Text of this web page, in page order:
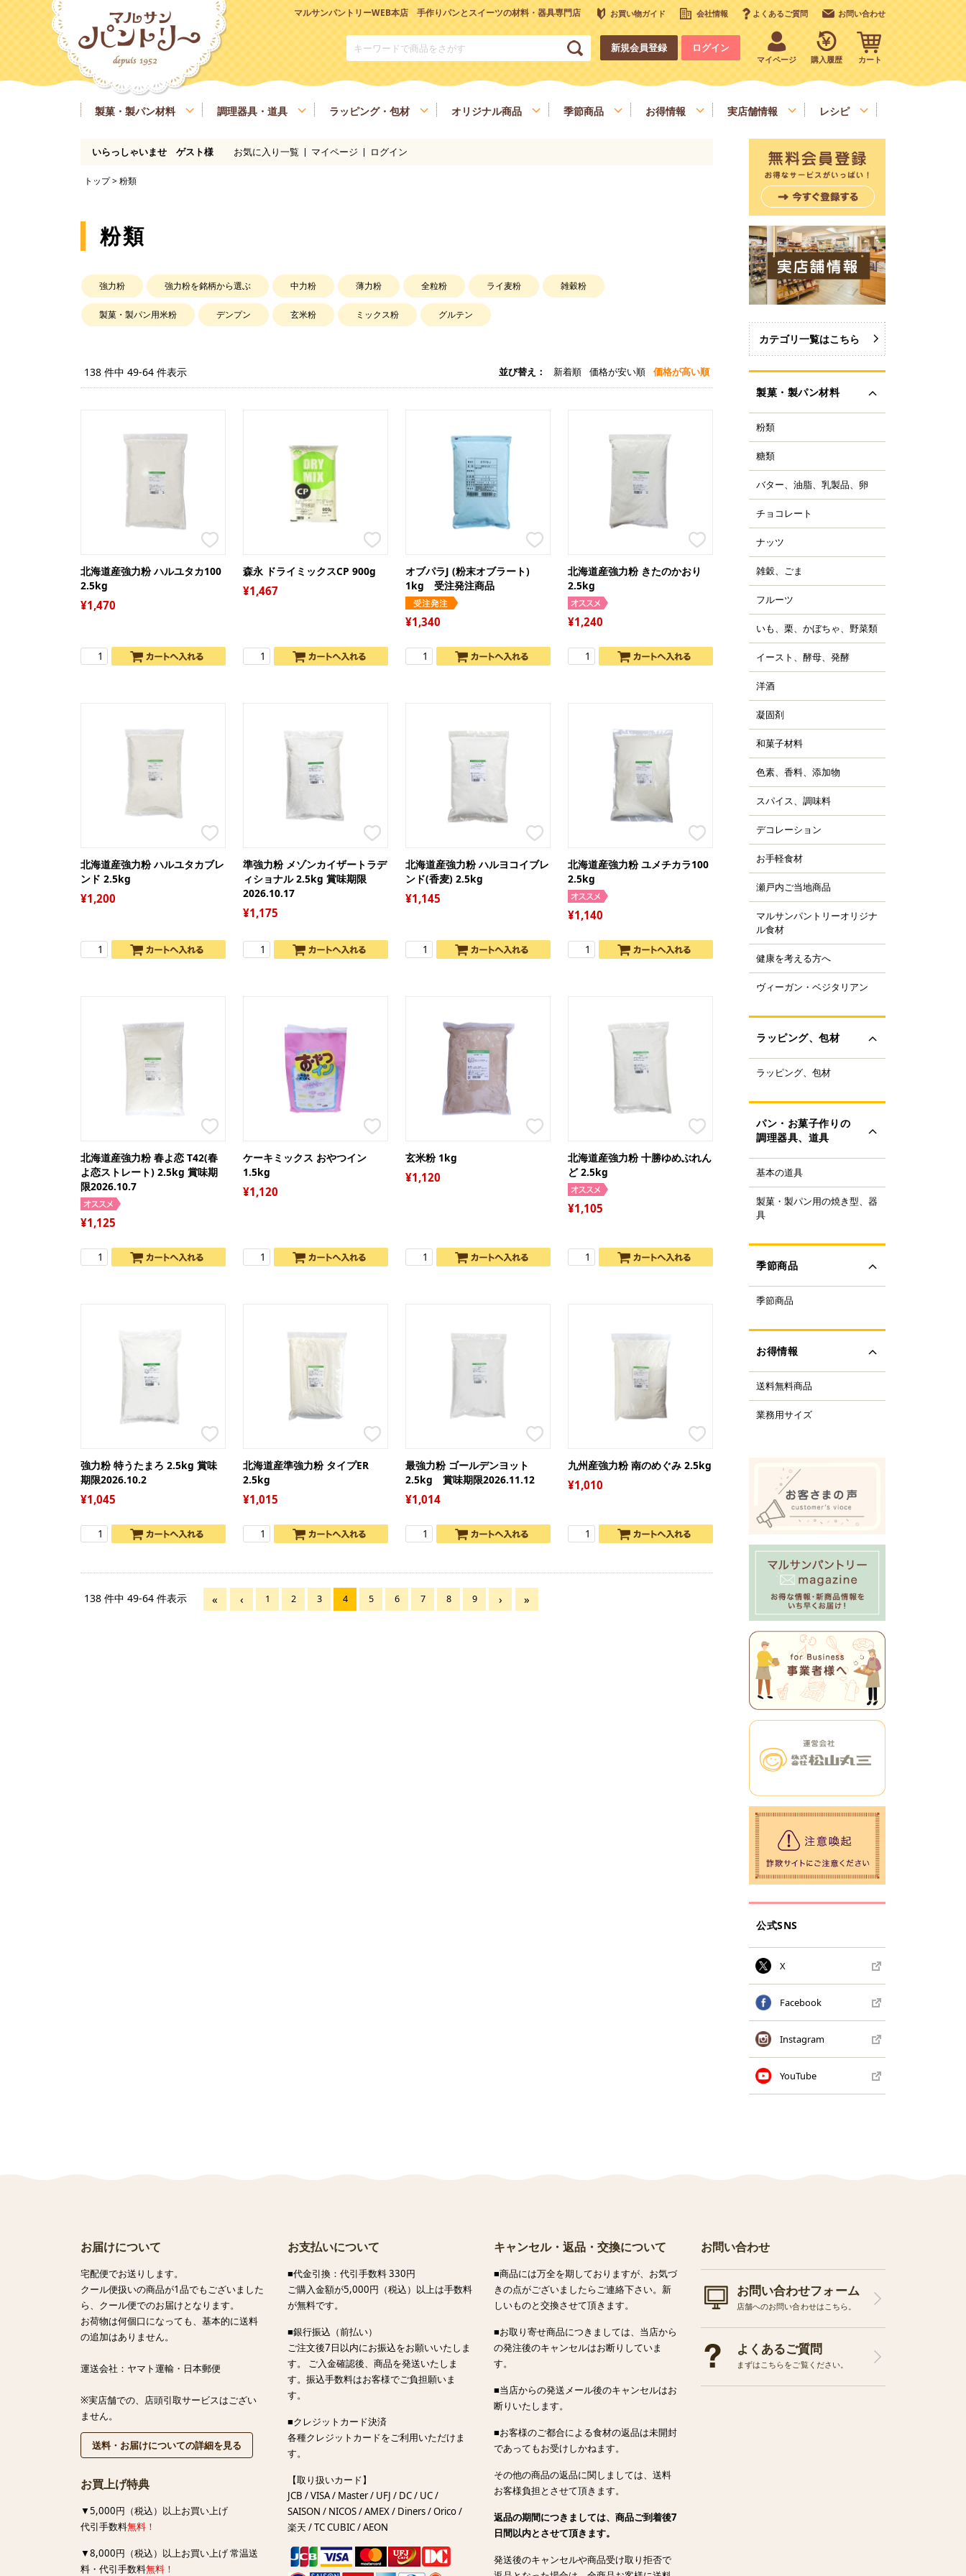
マルサンパントリーWEB本店 手作りパンとスイーツの材料・器具専門店 お買い物ガイド 会社情報 よくあるご質問 お問い合わせ
新規会員登録 ログイン
マイページ 購入履歴 カート
製菓・製パン材料
粉類 糖類 バター、油脂、乳製品、卵 チョコレート いも、栗、かぼちゃ、野菜類
イースト、酵母、発酵 お手軽食材
調理器具・道具
基本の道具 製菓・製パン用の焼き型、器具
ラッピング・包材
ラッピング、包材
オリジナル商品
マルサンパントリーオリジナル食材 マルサンパントリーオリジナル調理器具
季節商品
季節商品
お得情報
送料無料商品 業務用サイズ
実店舗情報
実店舗情報
レシピ
レシピ
いらっしゃいませ ゲスト様 お気に入り一覧 マイページ ログイン
トップ> 粉類
粉類
強力粉 強力粉を銘柄から選ぶ 中力粉 薄力粉 全粒粉 ライ麦粉 雑穀粉
製菓・製パン用米粉 デンプン 玄米粉 ミックス粉 グルテン
並び替え 新着順 価格が安い順 価格が高い順
138 件中 49-64 件表示
北海道産強力粉 ハルユタカ100
2.5kg
1,470
森永 ドライミックスCP 900g
1,467
オブパラJ (粉末オブラート)
1kg 受注発注商品
1,340
北海道産強力粉 きたのかおり
2.5kg
1,240
北海道産強力粉 ハルユタカブレ
ンド 2.5kg
1,200
準強力粉 メゾンカイザートラデ
ィショナル 2.5kg 賞味期限
2026.10.17
1,175
北海道産強力粉 ハルヨコイブレ
ンド(香麦) 2.5kg
1,145
北海道産強力粉 ユメチカラ100
2.5kg
1,140
北海道産強力粉 春よ恋 T42(春
よ恋ストレート) 2.5kg 賞味期
限2026.10.7
1,125
ケーキミックス おやつイン
1.5kg
1,120
玄米粉 1kg
1,120
北海道産強力粉 十勝ゆめぶれん
ど 2.5kg
1,105
強力粉 特うたまろ 2.5kg 賞味
期限2026.10.2
1,045
北海道産準強力粉 タイプER
2.5kg
1,015
最強力粉 ゴールデンヨット
2.5kg 賞味期限2026.11.12
1,014
九州産強力粉 南のめぐみ 2.5kg
1,010
138 件中 49-64 件表示 1 2 3 4 5 6 7 8 9
カテゴリ一覧はこちら
製菓・製パン材料
粉類
強力粉を銘柄から選ぶ
薄力粉
ライ麦粉
デンプン
すべて見る
糖類
茶色い砂糖
糖類加工品
シロップ、みつ
水飴、はちみつ、メープ
バター、油脂、乳製品、卵
バター
ング
スキムミルク
チョコレート
チョコレートブランドか
ら選ぶ
クーベルチュールチョコ
チョコチップ、カカオ製
トッピング用チョコレー
ト、チョコシロップ
ナッツ
ピスタチオ
すべて見る
雑穀、ごま
フルーツ
缶詰
ースト
すべて見る
いも、栗、かぼちゃ、野菜類
栗
かぼちゃ
イースト、酵母、発酵
モルトパウダー
洋酒
すべて見る
凝固剤
ゼラチン
ゲル化剤(増粘多糖類)
すべて見る
和菓子材料
和菓子の粉
わらび粉
きな粉、抹茶、お茶
あんこ、かのこ豆
よもぎ、桜、葉類
すべて見る
色素、香料、添加物
エッセンス、香料
膨張剤（ベーキングパウ
ダー類）
すべて見る
スパイス、調味料
塩、ペッパー
スパイス
すべて見る
デコレーション
トッピング、飾り
金箔、金粉
マジパン
すべて見る
お手軽食材
パン用
すべて見る
瀬戸内ご当地商品
マルサンパントリーオリジナ
ル食材
すべて見る
健康を考える方へ
スーパーフード
グルテンフリー
アルミフリー
すべて見る
ヴィーガン・ベジタリアン
ラッピング、包材
ラッピング、包材
ケーキ箱
ギフトボックス
ガラス・ビン
保存用品
レースペーパー、包装紙
パン・お菓子作りの
調理器具、道具
基本の道具
製菓・製パン用の焼き型、器
具
お菓子の器具
ジナル調理器具
matfer(マトファー)社
すべて見る
季節商品
季節商品
春(さくら、ひなまつり)
こどもの日
母の日
父の日
文化祭・お祭り
の商品
お得情報
送料無料商品
業務用サイズ
公式SNS
X
Facebook
Instagram
YouTube
お届けについて
宅配便でお送りします。
クール便扱いの商品が1品でもございました
ら、クール便でのお届けとなります。
お荷物は何個口になっても、基本的に送料
の追加はありません。
運送会社：ヤマト運輸・日本郵便
※実店舗での、店頭引取サービスはござい
ません。
送料・お届けについての詳細を見る
お買上げ特典
▼5,000円（税込）以上お買い上げ
代引手数料無料！
▼8,000円（税込）以上お買い上げ 常温送
料・代引手数料無料！
お支払いについて
■代金引換：代引手数料 330円
ご購入金額が5,000円（税込）以上は手数料
が無料です。
■銀行振込（前払い）
ご注文後7日以内にお振込をお願いいたしま
す。 ご入金確認後、商品を発送いたしま
す。振込手数料はお客様でご負担願いま
す。
■クレジットカード決済
各種クレジットカードをご利用いただけま
す。
【取り扱いカード】
JCB / VISA / Master / UFJ / DC / UC /
SAISON / NICOS / AMEX / Diners / Orico /
楽天 / TC CUBIC / AEON
キャンセル・返品・交換について
■商品には万全を期しておりますが、お気づ
きの点がございましたらご連絡下さい。新
しいものと交換させて頂きます。
■お取り寄せ商品につきましては、当店から
の発注後のキャンセルはお断りしていま
す。
■当店からの発送メール後のキャンセルはお
断りいたします。
■お客様のご都合による食材の返品は未開封
であってもお受けしかねます。
その他の商品の返品に関しましては、送料
お客様負担とさせて頂きます。
返品の期間につきましては、商品ご到着後7
日間以内とさせて頂きます。
発送後のキャンセルや商品受け取り拒否で
お問い合わせ
お問い合わせフォーム
店舗へのお問い合わせはこちら。
よくあるご質問
まずはこちらをご覧ください。